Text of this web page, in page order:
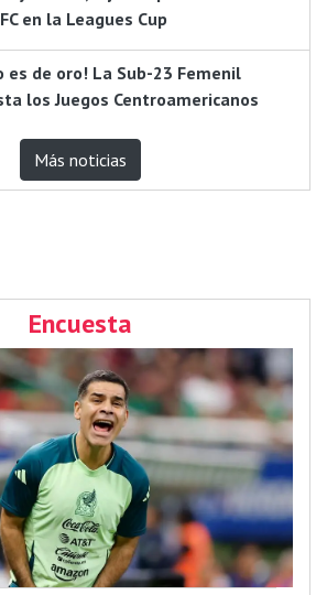
en la Leagues Cup
es de oro! La Sub-23 Femenil
los Juegos Centroamericanos
Más noticias
Encuesta